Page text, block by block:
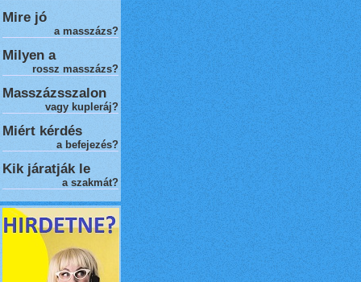
Mire jó
a masszázs?
Milyen a
rossz masszázs?
Masszázsszalon
vagy kupleráj?
Miért kérdés
a befejezés?
Kik járatják le
a szakmát?